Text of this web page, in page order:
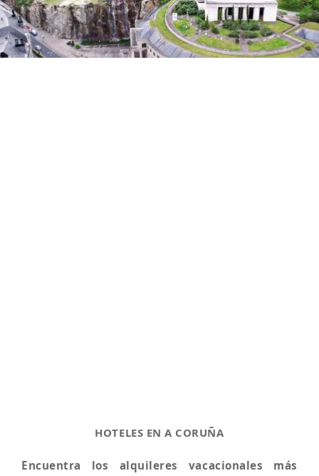
HOTELES EN A CORUÑA
Encuentra los alquileres vacacionales más